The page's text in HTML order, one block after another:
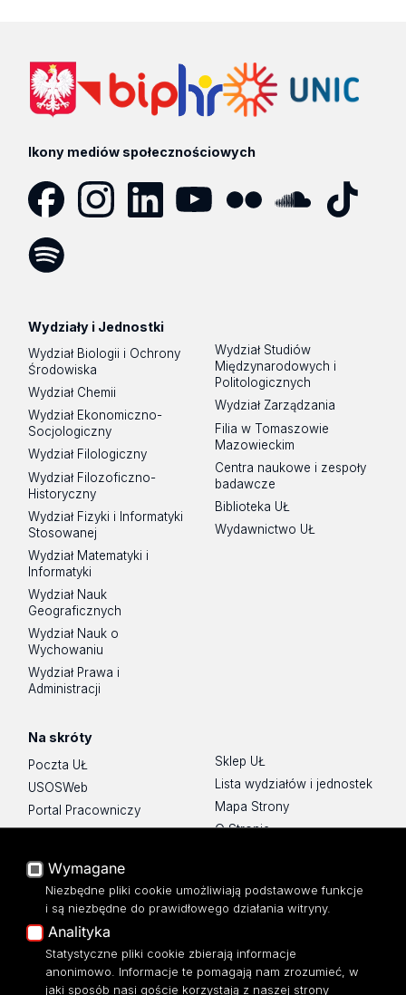
Ikony mediów społecznościowych
Wydziały i Jednostki
Wydział Biologii i Ochrony
Środowiska
Wydział Chemii
Wydział Ekonomiczno-
Socjologiczny
Wydział Filologiczny
Wydział Filozoficzno-
Historyczny
Wydział Fizyki i Informatyki
Stosowanej
Wydział Matematyki i
Informatyki
Wydział Nauk
Geograficznych
Wydział Nauk o
Wychowaniu
Wydział Prawa i
Administracji
Wydział Studiów
Międzynarodowych i
Politologicznych
Wydział Zarządzania
Filia w Tomaszowie
Mazowieckim
Centra naukowe i zespoły
badawcze
Biblioteka UŁ
Wydawnictwo UŁ
Na skróty
Poczta UŁ
USOSWeb
Portal Pracowniczy
Baza Aktów Własnych
Moodle
Eksperci UŁ
Polityka Prywatności
Dostępność
Sklep UŁ
Lista wydziałów i jednostek
Mapa Strony
O Stronie
Wymagane
Niezbędne pliki cookie umożliwiają podstawowe funkcje
i są niezbędne do prawidłowego działania witryny.
Analityka
Statystyczne pliki cookie zbierają informacje
anonimowo. Informacje te pomagają nam zrozumieć, w
jaki sposób nasi goście korzystają z naszej strony